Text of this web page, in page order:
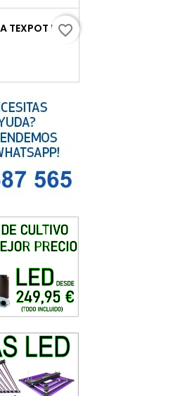
MACETA TEXPOT URBAN COLOR ARENA
favorite_border